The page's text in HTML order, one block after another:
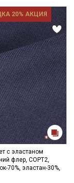
20% АКЦИЯ
с эластаном
флер, СОРТ2,
70%, эластан-30%,